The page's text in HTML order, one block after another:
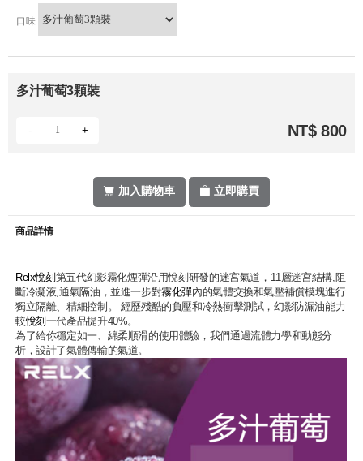
口味
多汁葡萄3顆裝
- + NT$ 800
加入購物車 立即購買
商品詳情
Relx悅刻第五代幻影霧化煙彈沿用悅刻研發的迷宮氣道，11層迷宮結構,阻
斷冷凝液,通氣隔油，並進一步對霧化彈內的氣體交換和氣壓補償模塊進行
獨立隔離、精細控制。 經歷殘酷的負壓和冷熱衝擊測試，幻影防漏油能力
較悅刻一代產品提升40%。
為了給你穩定如一、綿柔順滑的使用體驗，我們通過流體力學和動態分
析，設計了氣體傳輸的氣道。